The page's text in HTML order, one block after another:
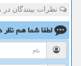
نظرات بینندگان
لطفا شما هم